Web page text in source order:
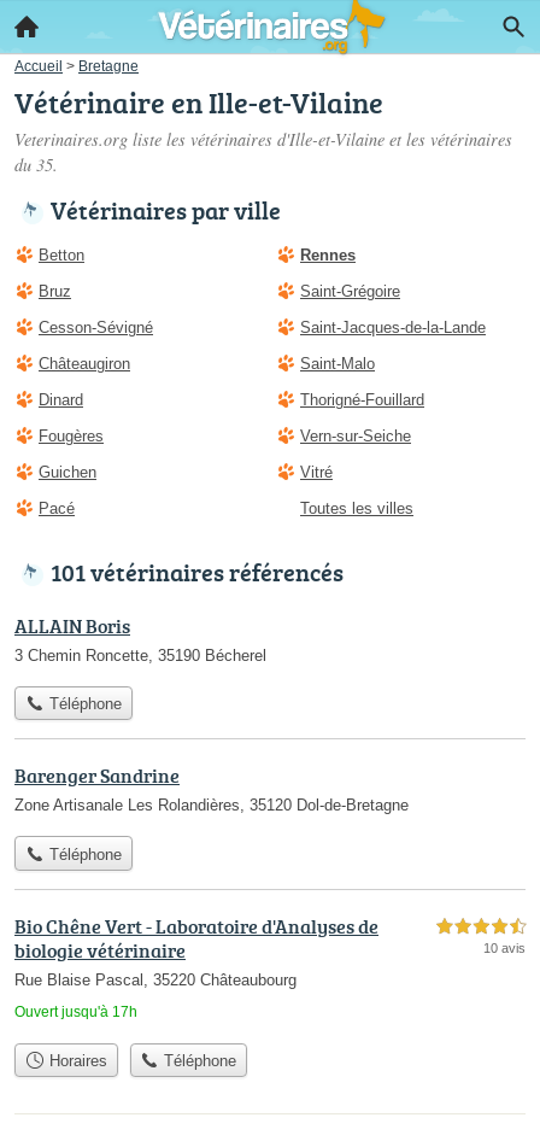
Accueil > Bretagne
Vétérinaire en Ille-et-Vilaine
Veterinaires.org liste les vétérinaires d'Ille-et-Vilaine et les vétérinaires
du 35.
Vétérinaires par ville
Betton
Bruz
Cesson-Sévigné
Châteaugiron
Dinard
Fougères
Guichen
Pacé
Rennes
Saint-Grégoire
Saint-Jacques-de-la-Lande
Saint-Malo
Thorigné-Fouillard
Vern-sur-Seiche
Vitré
Toutes les villes
101 vétérinaires référencés
ALLAIN Boris
3 Chemin Roncette, 35190 Bécherel
Téléphone
Barenger Sandrine
Zone Artisanale Les Rolandières, 35120 Dol-de-Bretagne
Téléphone
Bio Chêne Vert - Laboratoire d'Analyses de
biologie vétérinaire
Rue Blaise Pascal, 35220 Châteaubourg
Ouvert jusqu'à 17h
4,5 étoiles sur 5
10 avis
Horaires Téléphone